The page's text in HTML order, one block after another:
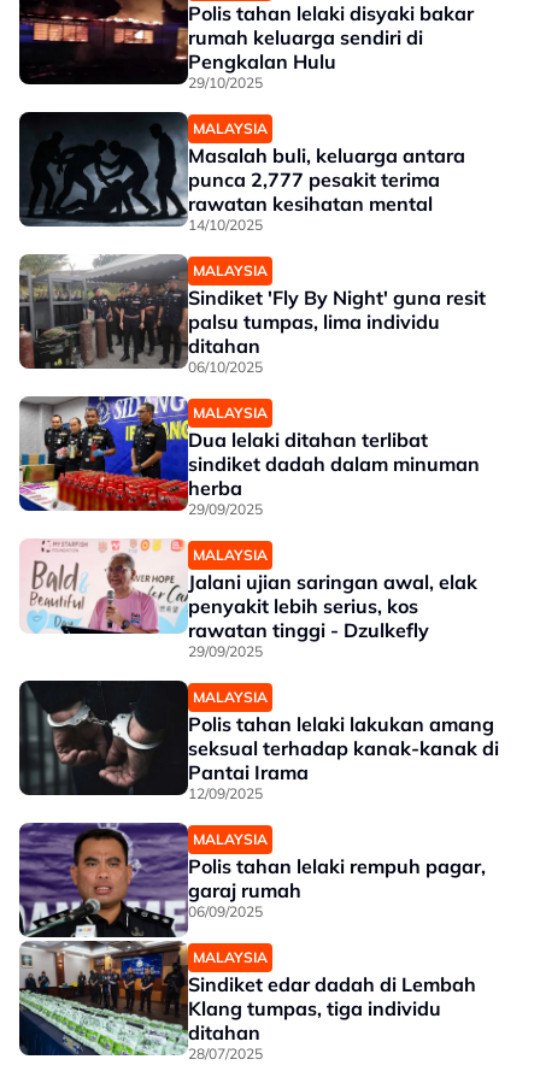
Polis tahan lelaki disyaki bakar
rumah keluarga sendiri di
Pengkalan Hulu
29/10/2025
MALAYSIA
Masalah buli, keluarga antara
punca 2,777 pesakit terima
rawatan kesihatan mental
14/10/2025
MALAYSIA
Sindiket 'Fly By Night' guna resit
palsu tumpas, lima individu
ditahan
06/10/2025
MALAYSIA
Dua lelaki ditahan terlibat
sindiket dadah dalam minuman
herba
29/09/2025
MALAYSIA
Jalani ujian saringan awal, elak
penyakit lebih serius, kos
rawatan tinggi - Dzulkefly
29/09/2025
MALAYSIA
Polis tahan lelaki lakukan amang
seksual terhadap kanak-kanak di
Pantai Irama
12/09/2025
MALAYSIA
Polis tahan lelaki rempuh pagar,
garaj rumah
06/09/2025
MALAYSIA
Sindiket edar dadah di Lembah
Klang tumpas, tiga individu
ditahan
28/07/2025